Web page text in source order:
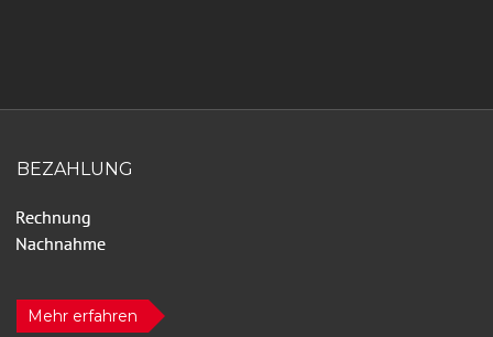
BEZAHLUNG
Mehr erfahren